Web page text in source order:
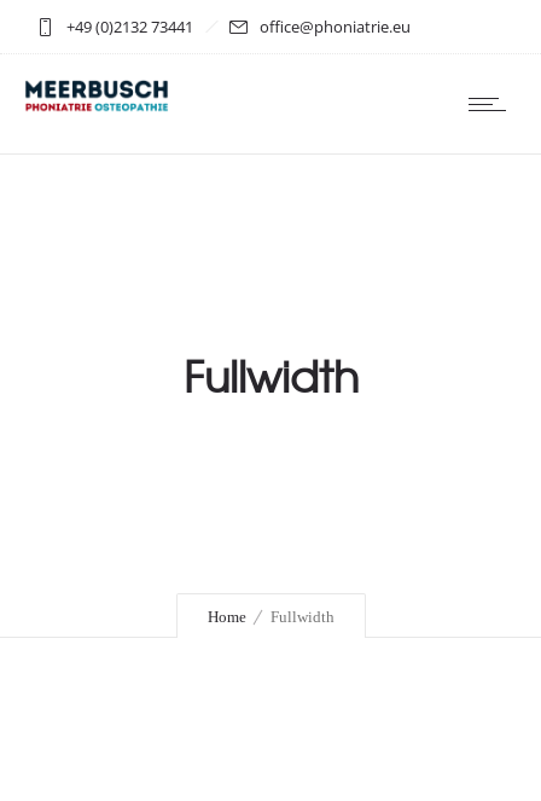
+49 (0)2132 73441 office@phoniatrie.eu
Fullwidth
Home Fullwidth